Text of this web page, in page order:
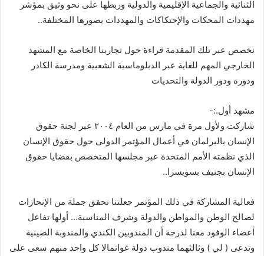
الثنائية والجماعية الإقليمية والدولية وربطها على نحو وثيق بمؤشر
مهددات المحكات والإحتكاكات والمهددات بصورها المختلفة..
نخصص عبر تلك المقدمة قراءة حول تجاربنا الخاصة مع المشهد
الخارجي المهم للغاية عبر الدبلوماسية الشعبية ومدرسة الكادر
ودوره ودور الدولة والتحديات
مشهد أول.:-
شاركت ولأول مرة في مارس من العام ٢٠٠٤ عبر لجنة حقوق
الإنسان بالبرلمان في أعمال المؤتمر الدولى حول حقوق الإنسان
الذي نظمته الأمم المتحدة عبر مجلسها المتخصص بقضايا حقوق
الإنسان بجنيف بسويسرا..
فعالية المشاركة في ذلك المؤتمر جعلتنا نحقق جملة من الإنحازات
لصالح الوطن والمواطن والدولة وشرف المناسبة… أولها تفاعل
أعضاء الوفود معنا لدرجة أن المندوبين الكندي والمندوبة الصينية
وتدعى ( لي ) وثالثهما مندوب دولة غواتمالا كل واحد منهم سعى على